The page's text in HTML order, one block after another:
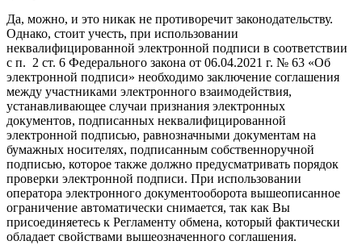
Да, можно, и это никак не противоречит законодательству.
Однако, стоит учесть, при использовании
неквалифицированной электронной подписи в соответствии
с п. 2 ст. 6 Федерального закона от 06.04.2021 г. № 63 «Об
электронной подписи» необходимо заключение соглашения
между участниками электронного взаимодействия,
устанавливающее случаи признания электронных
документов, подписанных неквалифицированной
электронной подписью, равнозначными документам на
бумажных носителях, подписанным собственноручной
подписью, которое также должно предусматривать порядок
проверки электронной подписи. При использовании
оператора электронного документооборота вышеописанное
ограничение автоматически снимается, так как Вы
присоединяетесь к Регламенту обмена, который фактически
обладает свойствами вышеозначенного соглашения.